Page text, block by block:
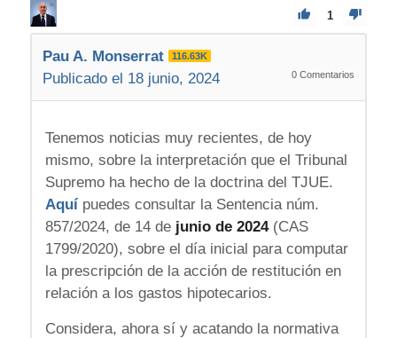
1
Pau A. Monserrat 116.63K
Publicado el 18 junio, 2024 0 Comentarios
Tenemos noticias muy recientes, de hoy
mismo, sobre la interpretación que el Tribunal
Supremo ha hecho de la doctrina del TJUE.
Aquípuedes consultar la Sentencia núm.
857/2024, de 14 de junio de 2024(CAS
1799/2020), sobre el día inicial para computar
la prescripción de la acción de restitución en
relación a los gastos hipotecarios.
Considera, ahora sí y acatando la normativa